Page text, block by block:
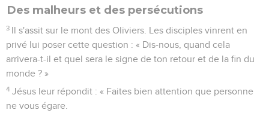
Des malheurs et des persécutions
3 Il s'assit sur le mont des Oliviers. Les disciples vinrent en
privé lui poser cette question : « Dis-nous, quand cela
arrivera-t-il et quel sera le signe de ton retour et de la fin du
monde ? »
4 Jésus leur répondit : « Faites bien attention que personne
ne vous égare.